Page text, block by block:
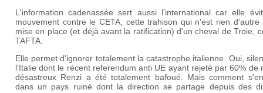
L'information cadenassée sert aussi l'international car elle
mouvement contre le CETA, cette trahison qui n'est rien d'autre
mise en place (et déjà avant la ratification) d'un cheval de Troie,
TAFTA.
Elle permet d'ignorer totalement la catastrophe italienne. Oui,
l'Italie dont le récent referendum anti UE ayant rejeté par 60% de
désastreux Renzi a été totalement bafoué. Mais comment
dans un pays ruiné dont la direction se partage depuis des